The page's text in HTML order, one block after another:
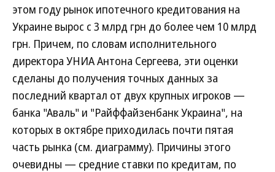
этом году рынок ипотечного кредитования на
Украине вырос с 3 млрд грн до более чем 10 млрд
грн. Причем, по словам исполнительного
директора УНИА Антона Сергеева, эти оценки
сделаны до получения точных данных за
последний квартал от двух крупных игроков —
банка "Аваль" и "Райффайзенбанк Украина", на
которых в октябре приходилась почти пятая
часть рынка (см. диаграмму). Причины этого
очевидны — средние ставки по кредитам, по